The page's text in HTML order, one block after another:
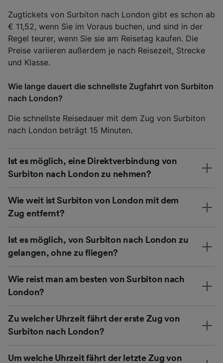
Zugtickets von Surbiton nach London gibt es schon ab
€ 11,52, wenn Sie im Voraus buchen, und sind in der
Regel teurer, wenn Sie sie am Reisetag kaufen. Die
Preise variieren außerdem je nach Reisezeit, Strecke
und Klasse.
Wie lange dauert die schnellste Zugfahrt von Surbiton
nach London?
Die schnellste Reisedauer mit dem Zug von Surbiton
nach London beträgt 15 Minuten.
Ist es möglich, eine Direktverbindung von
Surbiton nach London zu nehmen?
Wie weit ist Surbiton von London mit dem
Zug entfernt?
Ist es möglich, von Surbiton nach London zu
gelangen, ohne zu fliegen?
Wie reist man am besten von Surbiton nach
London?
Zu welcher Uhrzeit fährt der erste Zug von
Surbiton nach London?
Um welche Uhrzeit fährt der letzte Zug von